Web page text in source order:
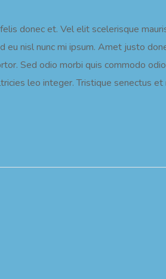
donec et. Vel elit scelerisque
nisl nunc mi ipsum. Amet justo
Sed odio morbi quis commodo
leo integer. Tristique senectus